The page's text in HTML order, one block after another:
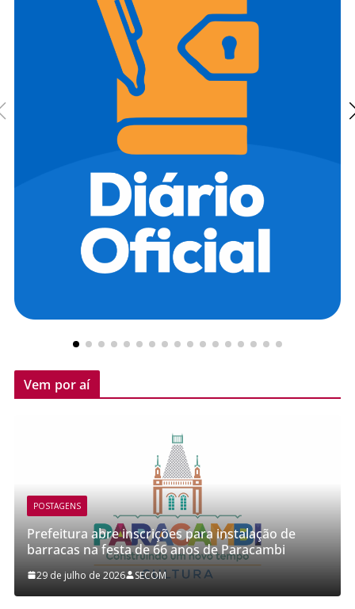
Vem por aí
abre inscrições para instalação de
festa de 66 anos de Paracambi
de 2026 SECOM
pareceristas
PNAB